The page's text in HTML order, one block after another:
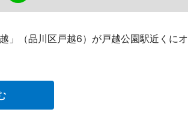
」（品川区戸越6）が戸越公園駅近くにオ